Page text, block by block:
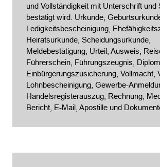
und Vollständigkeit mit Unterschrift und
bestätigt wird. Urkunde,
Ledigkeitsbescheinigung,
Heiratsurkunde, Scheidungsurkunde,
Meldebestätigung, Urteil, Ausweis,
Führerschein, Führungszeugnis,
Einbürgerungszusicherung, Vollmacht,
Lohnbescheinigung, Gewerbe-
Handelsregisterauszug, Rechnung,
Bericht, E-Mail, Apostille und